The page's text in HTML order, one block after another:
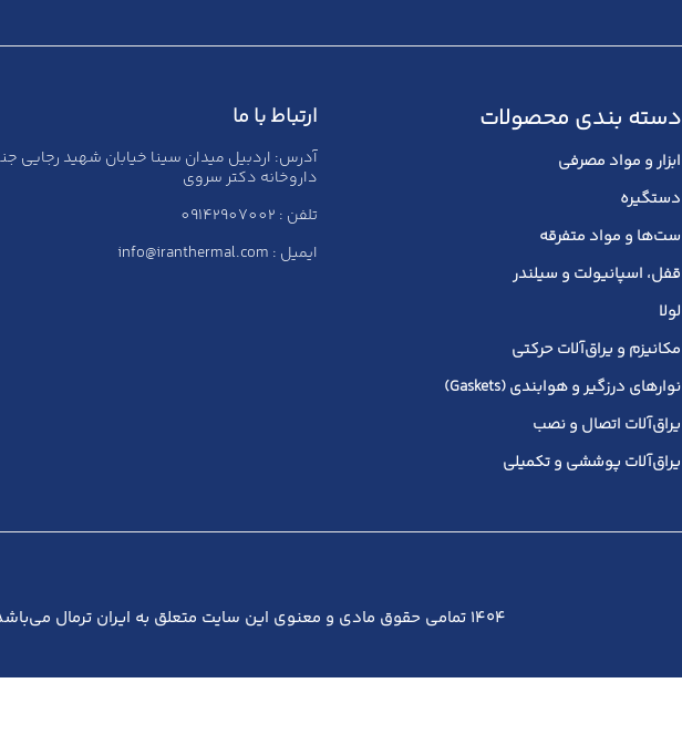
دسته بندی محصولات
ابزار و مواد مصرفی
دستگیره
ست‌ها و مواد متفرقه
قفل، اسپانیولت و سیلندر
لولا
مکانیزم و یراق‌آلات حرکتی
نوارهای درزگیر و هوابندی (Gaskets)
یراق‌آلات اتصال و نصب
یراق‌آلات پوششی و تکمیلی
ارتباط با ما
آدرس: اردبیل میدان سینا خیابان شهید رجایی
داروخانه دکتر سروی
تلفن : 09142907002
ایمیل : info@iranthermal.com
۱۴۰۴ تمامی حقوق مادی و معنوی این سایت متعلق به ایران ترمال می‌باشد.